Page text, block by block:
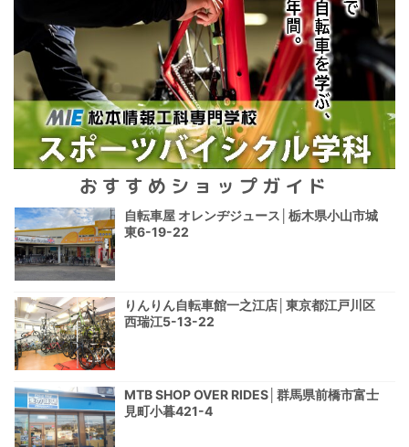
おすすめショップガイド
自転車屋 オレンヂジュース│栃木県小山市城
東6-19-22
りんりん自転車館一之江店│東京都江戸川区
西瑞江5-13-22
MTB SHOP OVER RIDES│群馬県前橋市富士
見町小暮421-4